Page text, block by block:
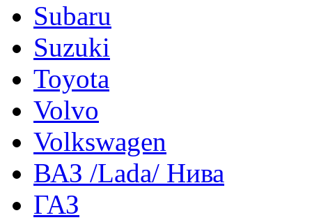
Subaru
Suzuki
Toyota
Volvo
Volkswagen
ВАЗ /Lada/ Нива
ГАЗ